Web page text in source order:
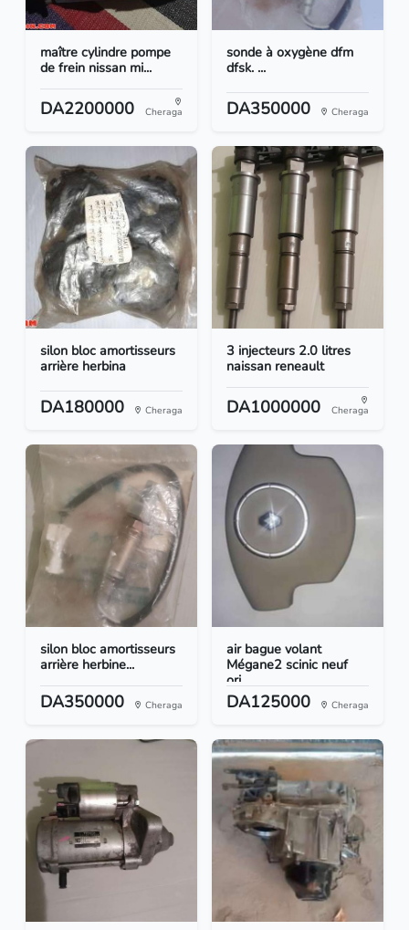
maître cylindre pompe
de frein nissan mi...
DA2200000 Cheraga
sonde à oxygène dfm
dfsk. ...
DA350000 Cheraga
silon bloc amortisseurs
arrière herbina
DA180000 Cheraga
3 injecteurs 2.0 litres
naissan reneault
DA1000000 Cheraga
silon bloc amortisseurs
arrière herbine...
DA350000 Cheraga
air bague volant
Mégane2 scinic neuf
ori...
DA125000 Cheraga